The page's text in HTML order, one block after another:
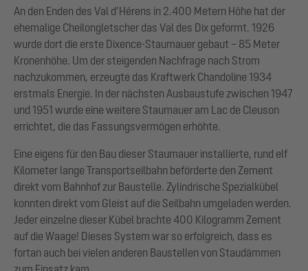
An den Enden des Val d’Hérens in 2.400 Metern Höhe hat der
ehemalige Cheilongletscher das Val des Dix geformt. 1926
wurde dort die erste Dixence-Staumauer gebaut – 85 Meter
Kronenhöhe. Um der steigenden Nachfrage nach Strom
nachzukommen, erzeugte das Kraftwerk Chandoline 1934
erstmals Energie. In der nächsten Ausbaustufe zwischen 1947
und 1951 wurde eine weitere Staumauer am Lac de Cleuson
errichtet, die das Fassungsvermögen erhöhte.
Eine eigens für den Bau dieser Staumauer installierte, rund elf
Kilometer lange Transportseilbahn beförderte den Zement
direkt vom Bahnhof zur Baustelle. Zylindrische Spezialkübel
konnten direkt vom Gleist auf die Seilbahn umgeladen werden.
Jeder einzelne dieser Kübel brachte 400 Kilogramm Zement
auf die Waage! Dieses System war so erfolgreich, dass es
fortan auch bei vielen anderen Baustellen von Staudämmen